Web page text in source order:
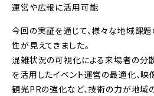
運営や広報に活用可能
今回の実証を通じて、様々な地域課
性が見えてきました。
混雑状況の可視化による来場者の分
を活用したイベント運営の最適化、
観光PRの強化など、技術の力が地域